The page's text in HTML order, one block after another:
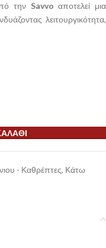
την Savvoαποτελεί μια
λειτουργικότητα,
- Καθρέπτες, Κάτω